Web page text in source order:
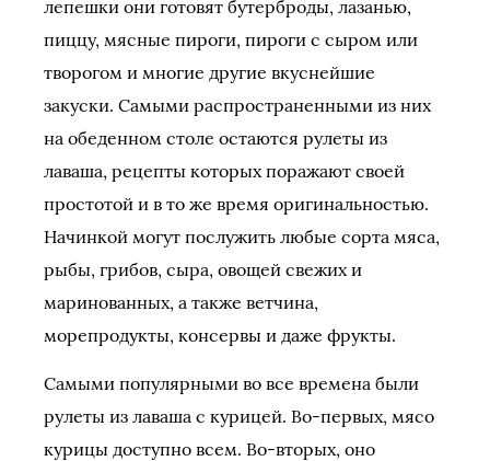
лепешки они готовят бутерброды, лазанью,
пиццу, мясные пироги, пироги с сыром или
творогом и многие другие вкуснейшие
закуски. Самыми распространенными из них
на обеденном столе остаются рулеты из
лаваша, рецепты которых поражают своей
простотой и в то же время оригинальностью.
Начинкой могут послужить любые сорта мяса,
рыбы, грибов, сыра, овощей свежих и
маринованных, а также ветчина,
морепродукты, консервы и даже фрукты.
Самыми популярными во все времена были
рулеты из лаваша с курицей. Во-первых, мясо
курицы доступно всем. Во-вторых, оно